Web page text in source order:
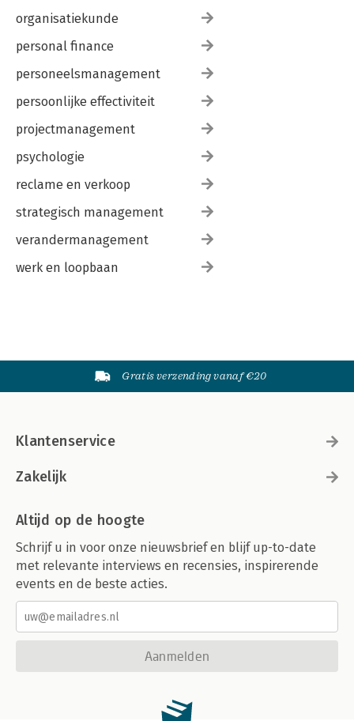
organisatiekunde
personal finance
personeelsmanagement
persoonlijke effectiviteit
projectmanagement
psychologie
reclame en verkoop
strategisch management
verandermanagement
werk en loopbaan
Gratis verzending vanaf €20
Klantenservice
Zakelijk
Altijd op de hoogte
Schrijf u in voor onze nieuwsbrief en blijf up-to-date
met relevante interviews en recensies, inspirerende
events en de beste acties.
Aanmelden